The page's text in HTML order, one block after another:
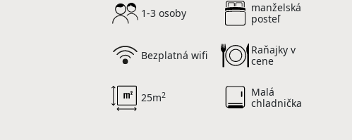
1-3 osoby
manželská
posteľ
Bezplatná wifi
Raňajky v
cene
25m2
Malá
chladnička